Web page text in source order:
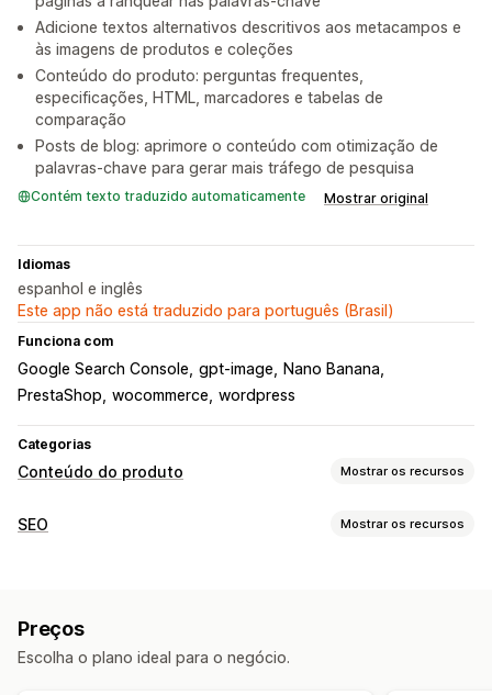
Adicione textos alternativos descritivos aos metacampos e
às imagens de produtos e coleções
Conteúdo do produto: perguntas frequentes,
especificações, HTML, marcadores e tabelas de
comparação
Posts de blog: aprimore o conteúdo com otimização de
palavras-chave para gerar mais tráfego de pesquisa
Contém texto traduzido automaticamente Mostrar original
Idiomas
espanhol e inglês
Este app não está traduzido para português (Brasil)
Funciona com
Google Search Console gpt-image
Nano Banana
PrestaShop wocommerce wordpress
Categorias
Conteúdo do produto Mostrar os recursos
Tipos de conteúdo
Perguntas frequentes
SEO Mostrar os recursos
Trilhas de navegação
Edição em massa Geração por IA Otimização de imagens
Preços
Escolha o plano ideal para o negócio.